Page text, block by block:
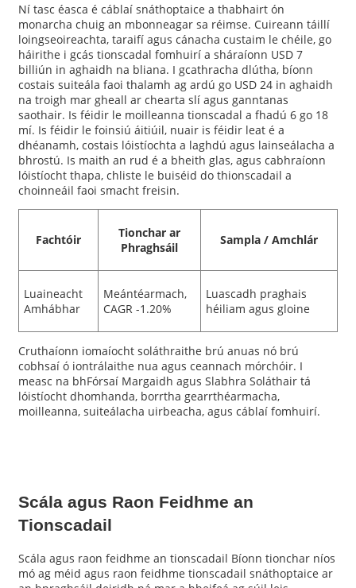
Ní tasc éasca é cáblaí snáthoptaice a thabhairt ón
monarcha chuig an mbonneagar sa réimse. Cuireann táillí
loingseoireachta, taraifí agus cánacha custaim le chéile, go
háirithe i gcás tionscadal fomhuirí a sháraíonn USD 7
billiún in aghaidh na bliana. I gcathracha dlútha, bíonn
costais suiteála faoi thalamh ag ardú go USD 24 in aghaidh
na troigh mar gheall ar chearta slí agus ganntanas
saothair. Is féidir le moilleanna tionscadal a fhadú 6 go 18
mí. Is féidir le foinsiú áitiúil, nuair is féidir leat é a
dhéanamh, costais lóistíochta a laghdú agus lainseálacha a
bhrostú. Is maith an rud é a bheith glas, agus cabhraíonn
lóistíocht thapa, chliste le buiséid do thionscadail a
choinneáil faoi smacht freisin.
Fachtóir
Tionchar ar
Phraghsáil
Sampla / Amchlár
Luaineacht
Amhábhar
Meántéarmach,
CAGR -1.20%
Luascadh praghais
héiliam agus gloine
Cruthaíonn iomaíocht soláthraithe brú anuas nó brú
cobhsaí ó iontrálaithe nua agus ceannach mórchóir. I
measc na bhFórsaí Margaidh agus Slabhra Soláthair tá
lóistíocht dhomhanda, borrtha gearrthéarmacha,
moilleanna, suiteálacha uirbeacha, agus cáblaí fomhuirí.
Scála agus Raon Feidhme an
Tionscadail
Scála agus raon feidhme an tionscadail Bíonn tionchar níos
mó ag méid agus raon feidhme tionscadail snáthoptaice ar